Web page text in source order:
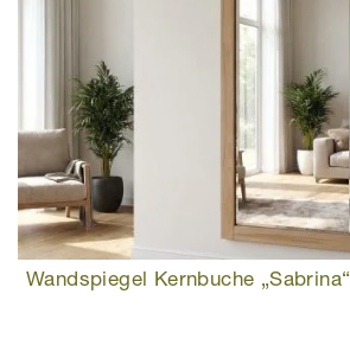
Wandspiegel Kernbuche „Sabrina“